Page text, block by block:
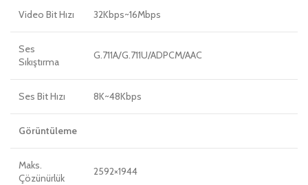
Video Bit Hızı 32Kbps~16Mbps
Ses
Sıkıştırma
G.711A/G.711U/ADPCM/AAC
Ses Bit Hızı 8K~48Kbps
Görüntüleme
Maks.
Çözünürlük
2592×1944